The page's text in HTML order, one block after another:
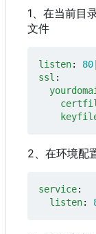
1、在当前目
文件
listen: 80
ssl :
2、在环境配
service:
listen: